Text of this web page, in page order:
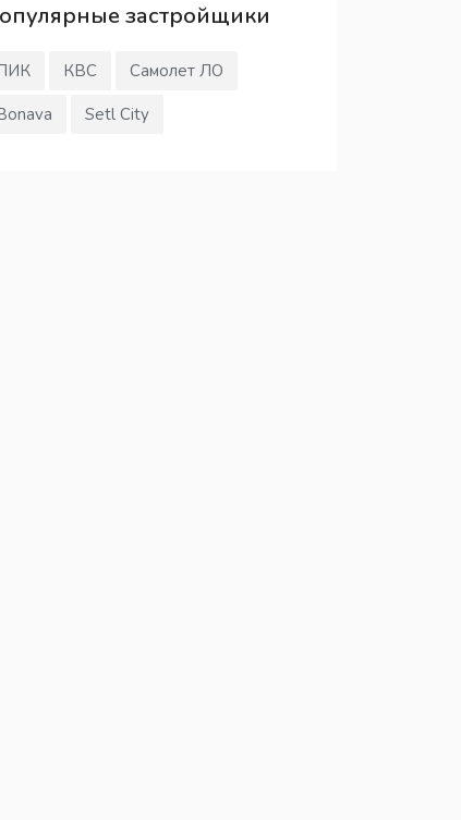
застройщики
КВС
Самолет ЛО
Setl City